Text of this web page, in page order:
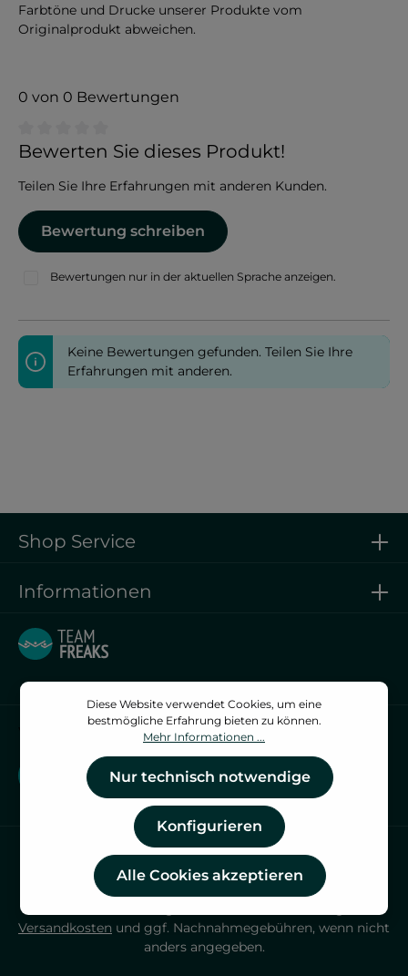
Farbtöne und Drucke unserer Produkte vom
Originalprodukt abweichen.
0 von 0 Bewertungen
Durchschnittliche Bewertung von 0 von 5 Sternen
Bewerten Sie dieses Produkt!
Teilen Sie Ihre Erfahrungen mit anderen Kunden.
Bewertung schreiben
Bewertungen nur in der aktuellen Sprache anzeigen.
Keine Bewertungen gefunden. Teilen Sie Ihre
Erfahrungen mit anderen.
Vertrag widerrufen
Vertrag widerrufen
Shop Service
Informationen
Versandkosten und ggf. Nachnahmegebühren, wenn nicht
anders angegeben.
Diese Website verwendet Cookies, um eine
bestmögliche Erfahrung bieten zu können.
Mehr Informationen ...
Nur technisch notwendige
Konfigurieren
Alle Cookies akzeptieren